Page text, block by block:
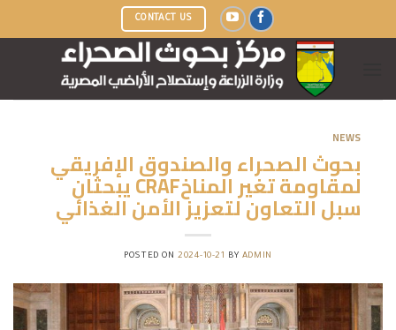
CONTACT US
NEWS
بحوث الصحراء والصندوق الإفريقي
لمقاومة تغير المناخCRAF يبحثان
سبل التعاون لتعزيز الأمن الغذائي
POSTED ON 2024-10-21 BY ADMIN